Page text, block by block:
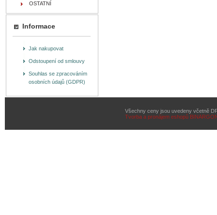
OSTATNÍ
Informace
Jak nakupovat
Odstoupení od smlouvy
Souhlas se zpracováním
osobních údajů (GDPR)
Všechny ceny jsou uvedeny včetně
Tvorba a pronájem eshopů